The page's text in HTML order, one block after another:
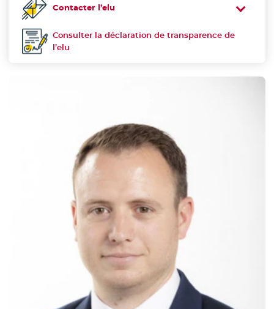
Contacter l’elu
Déclaration de transparence :
Consulter la déclaration de transparence de
l’elu